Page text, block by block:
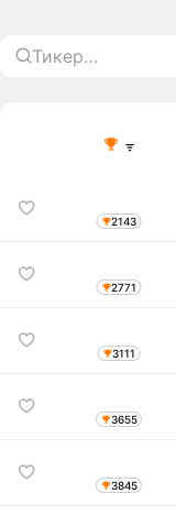
2143
2771
3111
3655
3845